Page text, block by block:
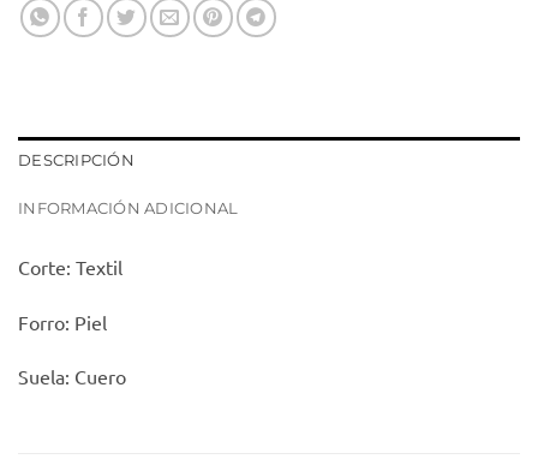
DESCRIPCIÓN
INFORMACIÓN ADICIONAL
Corte: Textil
Forro: Piel
Suela: Cuero